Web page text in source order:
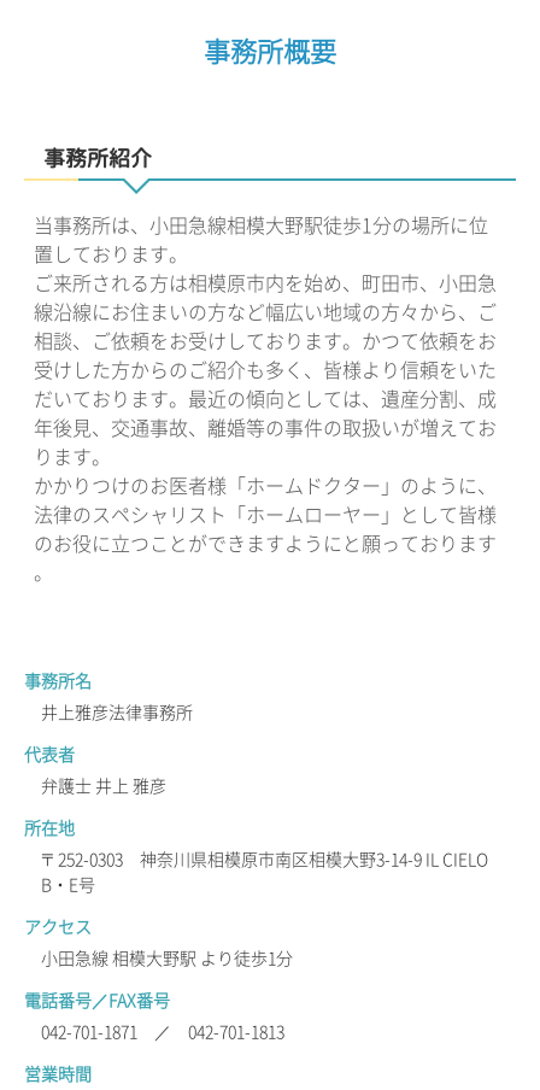
事務所概要
事務所紹介
当事務所は、小田急線相模大野駅徒歩1分の場所に位
置しております。
ご来所される方は相模原市内を始め、町田市、小田急
線沿線にお住まいの方など幅広い地域の方々から、ご
相談、ご依頼をお受けしております。かつて依頼をお
受けした方からのご紹介も多く、皆様より信頼をいた
だいております。最近の傾向としては、遺産分割、成
年後見、交通事故、離婚等の事件の取扱いが増えてお
ります。
かかりつけのお医者様「ホームドクター」のように、
法律のスペシャリスト「ホームローヤー」として皆様
のお役に立つことができますようにと願っております
。
事務所名
井上雅彦法律事務所
代表者
弁護士 井上 雅彦
所在地
〒252-0303 神奈川県相模原市南区相模大野3-14-9 IL CIELO
B・E号
アクセス
小田急線 相模大野駅 より徒歩1分
電話番号／FAX番号
042-701-1871 ／ 042-701-1813
営業時間